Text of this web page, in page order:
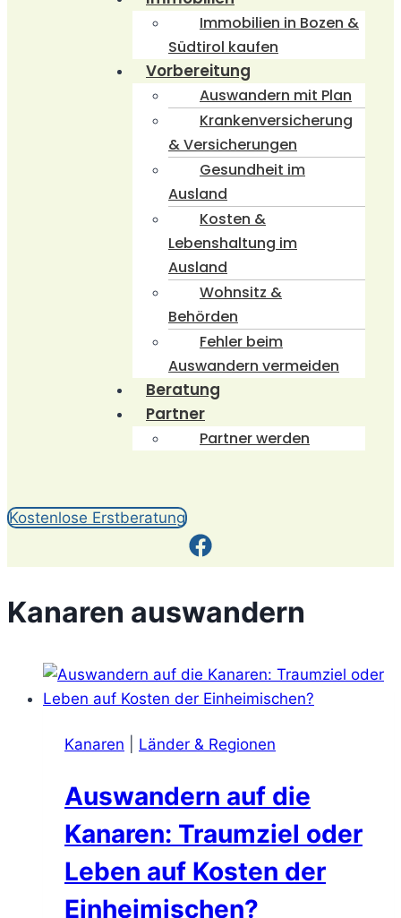
Immobilien in Bozen &
Südtirol kaufen
Vorbereitung
Auswandern mit Plan
Krankenversicherung
& Versicherungen
Gesundheit im
Ausland
Kosten &
Lebenshaltung im
Ausland
Wohnsitz &
Behörden
Fehler beim
Auswandern vermeiden
Beratung
Partner
Partner werden
Kostenlose Erstberatung
Kanaren auswandern
Kanaren Länder & Regionen
Auswandern auf die
Kanaren: Traumziel oder
Leben auf Kosten der
Einheimischen?